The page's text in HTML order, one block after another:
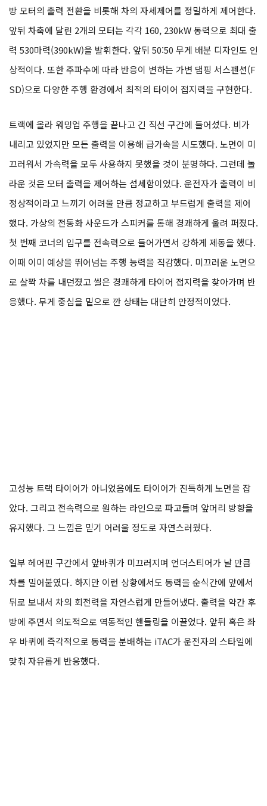
방 모터의 출력 전환을 비롯해 차의 자세제어를 정밀하게 제어한다.
앞뒤 차축에 달린 2개의 모터는 각각 160, 230kW 동력으로 최대 출
력 530마력(390kW)을 발휘한다. 앞뒤 50:50 무게 배분 디자인도 인
상적이다. 또한 주파수에 따라 반응이 변하는 가변 댐핑 서스펜션(F
SD)으로 다양한 주행 환경에서 최적의 타이어 접지력을 구현한다.
트랙에 올라 워밍업 주행을 끝나고 긴 직선 구간에 들어섰다. 비가
내리고 있었지만 모든 출력을 이용해 급가속을 시도했다. 노면이 미
끄러워서 가속력을 모두 사용하지 못했을 것이 분명하다. 그런데 놀
라운 것은 모터 출력을 제어하는 섬세함이었다. 운전자가 출력이 비
정상적이라고 느끼기 어려울 만큼 정교하고 부드럽게 출력을 제어
했다. 가상의 전동화 사운드가 스피커를 통해 경쾌하게 울려 퍼졌다.
첫 번째 코너의 입구를 전속력으로 들어가면서 강하게 제동을 했다.
이때 이미 예상을 뛰어넘는 주행 능력을 직감했다. 미끄러운 노면으
로 살짝 차를 내던졌고 씰은 경쾌하게 타이어 접지력을 찾아가며 반
응했다. 무게 중심을 밑으로 깐 상태는 대단히 안정적이었다.
고성능 트랙 타이어가 아니었음에도 타이어가 진득하게 노면을 잡
았다. 그리고 전속력으로 원하는 라인으로 파고들며 앞머리 방향을
유지했다. 그 느낌은 믿기 어려울 정도로 자연스러웠다.
일부 헤어핀 구간에서 앞바퀴가 미끄러지며 언더스티어가 날 만큼
차를 밀어붙였다. 하지만 이런 상황에서도 동력을 순식간에 앞에서
뒤로 보내서 차의 회전력을 자연스럽게 만들어냈다. 출력을 약간 후
방에 주면서 의도적으로 역동적인 핸들링을 이끌었다. 앞뒤 혹은 좌
우 바퀴에 즉각적으로 동력을 분배하는 iTAC가 운전자의 스타일에
맞춰 자유롭게 반응했다.